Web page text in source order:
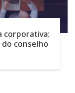
corporativa:
conselho